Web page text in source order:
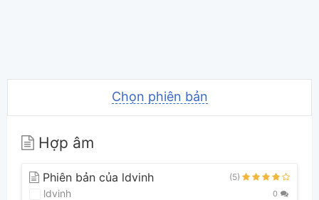
Chọn phiên bản
Hợp âm
Phiên bản của ldvinh (5)
ldvinh 0